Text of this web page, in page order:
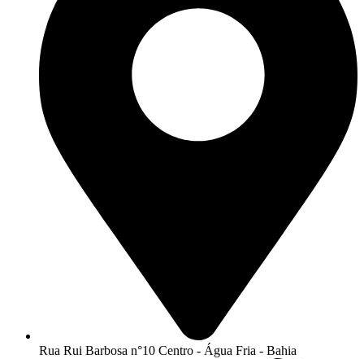
Rua Rui Barbosa n°10 Centro - Água Fria - Bahia